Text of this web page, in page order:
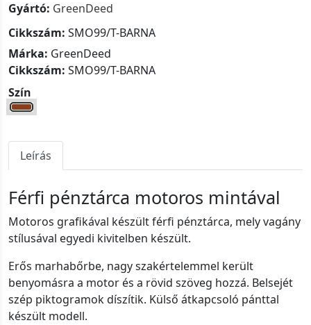
Gyártó: GreenDeed
Cikkszám: SMO99/T-BARNA
Márka: GreenDeed
Cikkszám: SMO99/T-BARNA
Szín
Leírás
Férfi pénztárca motoros mintával
Motoros grafikával készült férfi pénztárca, mely vagány
stílusával egyedi kivitelben készült.
Erős marhabőrbe, nagy szakértelemmel került
benyomásra a motor és a rövid szöveg hozzá. Belsejét
szép piktogramok díszítik. Külső átkapcsoló pánttal
készült modell.